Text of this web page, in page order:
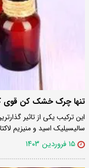
تنها چرک خشک کن قوی
این ترکیب یکی از تاثیر
سالیسیلیک اسید و منیزیم
۱۵ فروردین ۱۴۰۳